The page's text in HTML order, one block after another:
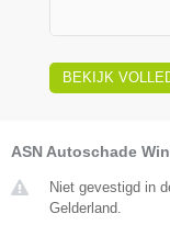
BEKIJK
ASN Autoschade
Niet gevestigd in
Gelderland.